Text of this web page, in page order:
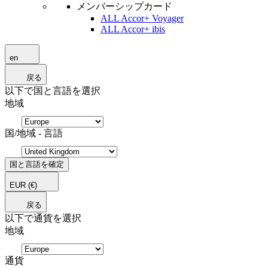
メンバーシップカード
ALL Accor+ Voyager
ALL Accor+ ibis
en
戻る
以下で国と言語を選択
地域
国/地域 - 言語
国と言語を確定
EUR (€)
戻る
以下で通貨を選択
地域
通貨